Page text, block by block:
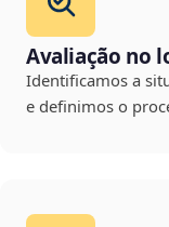
Avaliação no
Identificamos a
e definimos o